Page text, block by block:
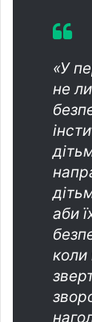
«У
не
аби
коли